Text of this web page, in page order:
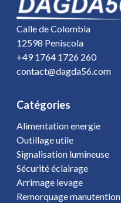
Calle de Colombia
12598 Peniscola
+49 1764 1726 260
contact@dagda56.com
Catégories
Alimentation energie
Outillage utile
Signalisation lumineuse
Sécurité éclairage
Arrimage levage
Remorquage manutention